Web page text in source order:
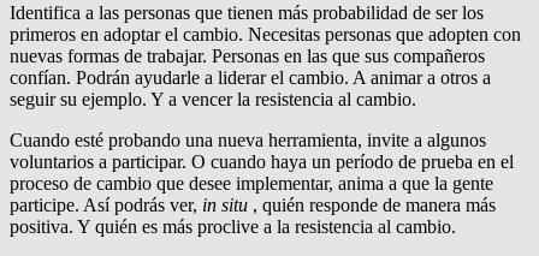
Identifica a las personas que tienen más probabilidad de ser los
primeros en adoptar el cambio. Necesitas personas que adopten con
nuevas formas de trabajar. Personas en las que sus compañeros
confían. Podrán ayudarle a liderar el cambio. A animar a otros a
seguir su ejemplo. Y a vencer la resistencia al cambio.
Cuando esté probando una nueva herramienta, invite a algunos
voluntarios a participar. O cuando haya un período de prueba en el
proceso de cambio que desee implementar, anima a que la gente
participe. Así podrás ver, in situ , quién responde de manera más
positiva. Y quién es más proclive a la resistencia al cambio.